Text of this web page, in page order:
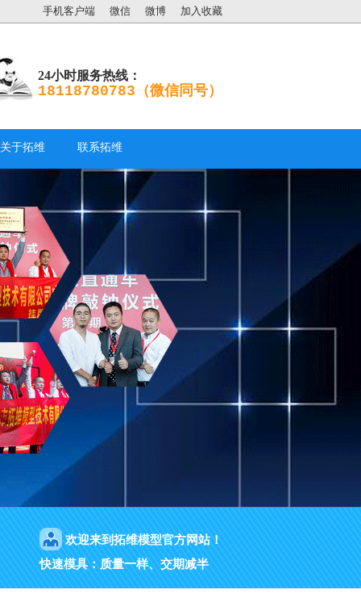
手机客户端 微信 微博 加入收藏
24小时服务热线：
18118780783（微信同号）
关于拓维 联系拓维
欢迎来到拓维模型官方网站！
快速模具：质量一样、交期减半